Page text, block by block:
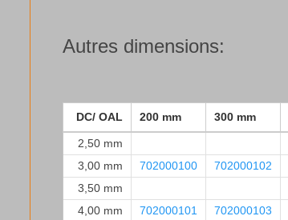
Autres dimensions:
DC/ OAL 200 mm 300 mm
2,50 mm
3,00 mm
702000100 702000102
3,50 mm
4,00 mm
702000101 702000103